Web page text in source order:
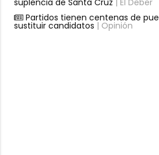
Partidos tienen centenas de
sustituir candidatos | Opinión